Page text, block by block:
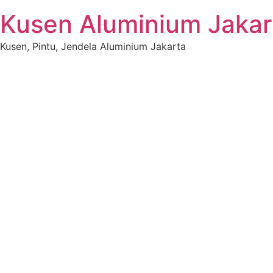
Kusen Aluminium
Kusen, Pintu, Jendela Aluminium Jakarta